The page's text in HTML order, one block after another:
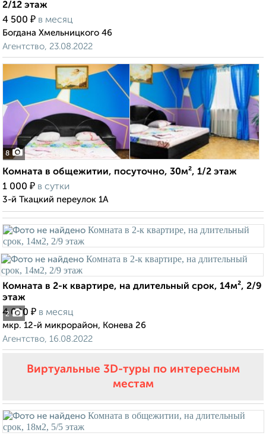
2/12 этаж
4 500 ₽ в месяц
Богдана Хмельницкого 46
Агентство, 23.08.2022
8
Комната в общежитии, посуточно, 30м², 1/2 этаж
1 000 ₽ в сутки
3-й Ткацкий переулок 1А
2
Комната в 2-к квартире, на длительный срок, 14м², 2/9
этаж
4 000 ₽ в месяц
мкр. 12-й микрорайон, Конева 26
Агентство, 16.08.2022
Виртуальные 3D-туры по интересным
местам